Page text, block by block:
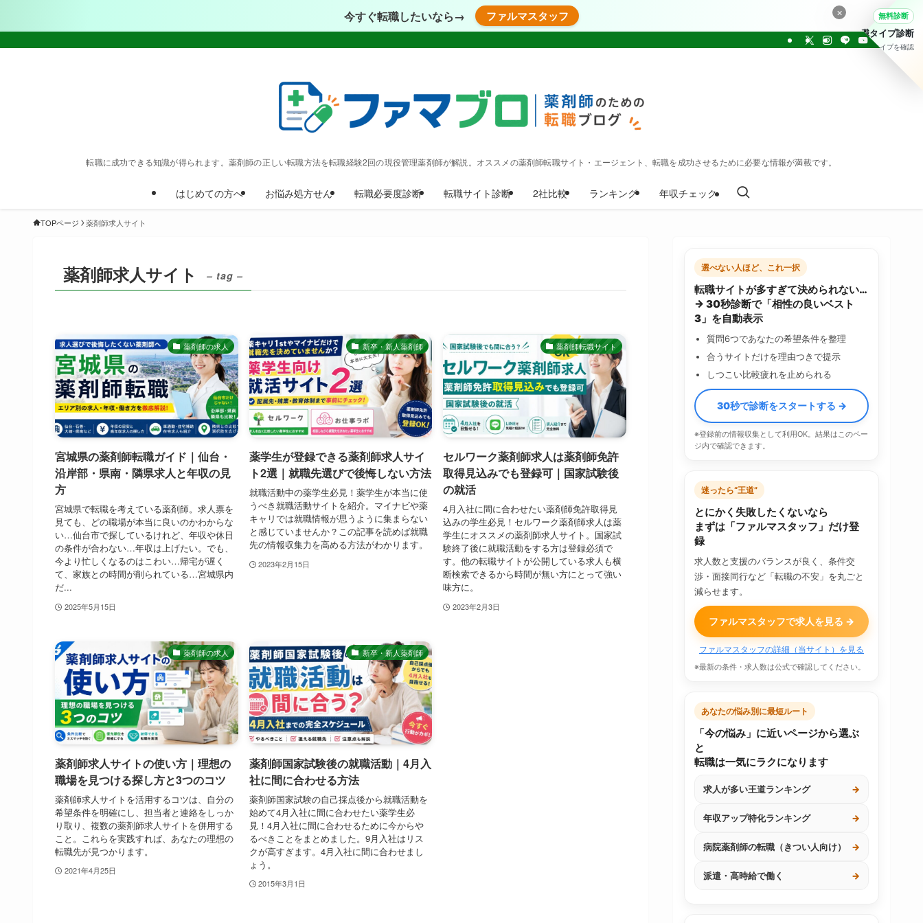
今すぐ転職したいなら→ ファルマスタッフ
転職に成功できる知識が得られます。薬剤師の正しい転職方法を転職経験2回の現役管理薬剤師が解説。オススメの薬剤師転職サイト・エージェント、転職を成功させるために必要な情報が満載です。
はじめての方へ お悩み処方せん 転職必要度診断 転職サイト診断 2社比較 ランキング 年収チェック
TOPページ 薬剤師求人サイト
薬剤師求人サイト – tag –
薬剤師の求人
宮城県の薬剤師転職ガイド｜仙台・
沿岸部・県南・隣県求人と年収の見
方
宮城県で転職を考えている薬剤師。求人票を
見ても、どの職場が本当に良いのかわからな
い…仙台市で探しているけれど、年収や休日
の条件が合わない…年収は上げたい。でも、
今より忙しくなるのはこわい…帰宅が遅く
て、家族との時間が削られている…宮城県内
だ...
2025年5月15日
新卒・新人薬剤師
薬学生が登録できる薬剤師求人サイ
ト2選｜就職先選びで後悔しない方法
就職活動中の薬学生必見！薬学生が本当に使
うべき就職活動サイトを紹介。マイナビや薬
キャリでは就職情報が思うように集まらない
と感じていませんか？この記事を読めば就職
先の情報収集力を高める方法がわかります。
2023年2月15日
薬剤師転職サイト
セルワーク薬剤師求人は薬剤師免許
取得見込みでも登録可｜国家試験後
の就活
4月入社に間に合わせたい薬剤師免許取得見
込みの学生必見！セルワーク薬剤師求人は薬
学生にオススメの薬剤師求人サイト。国家試
験終了後に就職活動をする方は登録必須で
す。他の転職サイトが公開している求人も横
断検索できるから時間が無い方にとって強い
味方に。
2023年2月3日
薬剤師の求人
薬剤師求人サイトの使い方｜理想の
職場を見つける探し方と3つのコツ
薬剤師求人サイトを活用するコツは、自分の
希望条件を明確にし、担当者と連絡をしっか
り取り、複数の薬剤師求人サイトを併用する
こと。これらを実践すれば、あなたの理想の
転職先が見つかります。
2021年4月25日
新卒・新人薬剤師
薬剤師国家試験後の就職活動｜4月入
社に間に合わせる方法
薬剤師国家試験の自己採点後から就職活動を
始めて4月入社に間に合わせたい薬学生必
見！4月入社に間に合わせるために今からや
るべきことをまとめました。9月入社はリス
クが高すぎます。4月入社に間に合わせまし
ょう。
2015年3月1日
選べない人ほど、これ一択
転職サイトが多すぎて決められない…
→ 30秒診断で「相性の良いベスト
3」を自動表示
質問6つであなたの希望条件を整理
合うサイトだけを理由つきで提示
しつこい比較疲れを止められる
30秒で診断をスタートする →
※登録前の情報収集として利用OK。結果はこのペー
ジ内で確認できます。
迷ったら“王道”
とにかく失敗したくないなら
まずは「ファルマスタッフ」だけ登
録
求人数と支援のバランスが良く、条件交
渉・面接同行など「転職の不安」を丸ごと
減らせます。
ファルマスタッフで求人を見る →
ファルマスタッフの詳細（当サイト）を見る
※最新の条件・求人数は公式で確認してください。
あなたの悩み別に最短ルート
「今の悩み」に近いページから選ぶ
と
転職は一気にラクになります
求人が多い王道ランキング →
年収アップ特化ランキング →
病院薬剤師の転職（きつい人向け） →
派遣・高時給で働く →
× 無料診断
転職タイプ診断
30問でタイプを確認